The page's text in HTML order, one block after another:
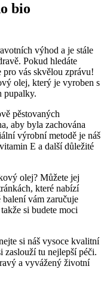
⁤bio
výhod a je stále
Pokud hledáte
vás skvělou zprávu!
olej, který je vyroben s
pupalky.
pěstovaných
aby byla ⁤zachována
výrobní metodě je náš⁣
E a další⁣ důležité
olej? Můžete jej
které nabízí
vám zaručuje
si ​budete moci
si náš ⁢vysoce kvalitní
zaslouží‌ tu nejlepší péči.